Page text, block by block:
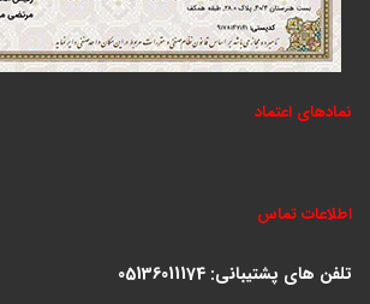
نمادهای اعتماد
اطلاعات تماس
تلفن های پشتیبانی: 05136011174